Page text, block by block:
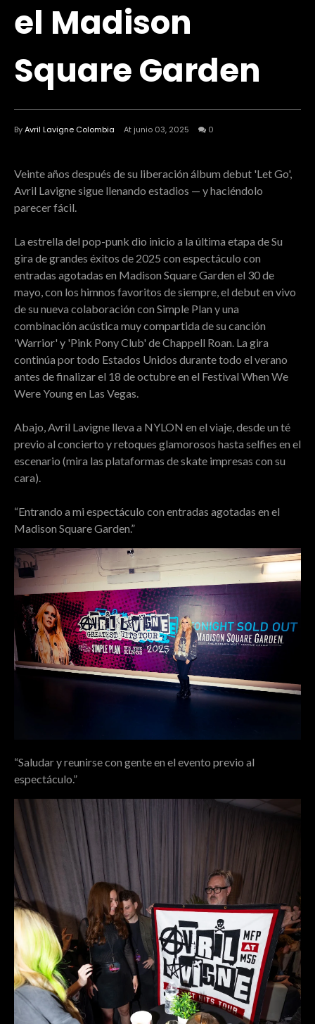
el Madison
Square Garden
ByAvril Lavigne Colombia At junio 03, 2025 0
Veinte años después de su liberación álbum debut 'Let Go',
Avril Lavigne sigue llenando estadios — y haciéndolo
parecer fácil.
La estrella del pop-punk dio inicio a la última etapa de Su
gira de grandes éxitos de 2025 con espectáculo con
entradas agotadas en Madison Square Garden el 30 de
mayo, con los himnos favoritos de siempre, el debut en vivo
de su nueva colaboración con Simple Plan y una
combinación acústica muy compartida de su canción
'Warrior' y 'Pink Pony Club' de Chappell Roan. La gira
continúa por todo Estados Unidos durante todo el verano
antes de finalizar el 18 de octubre en el Festival When We
Were Young en Las Vegas.
Abajo, Avril Lavigne lleva a NYLON en el viaje, desde un té
previo al concierto y retoques glamorosos hasta selfies en el
escenario (mira las plataformas de skate impresas con su
cara).
“Entrando a mi espectáculo con entradas agotadas en el
Madison Square Garden.”
“Saludar y reunirse con gente en el evento previo al
espectáculo.”